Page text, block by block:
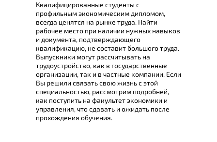
Квалифицированные студенты с
профильным экономическим дипломом,
всегда ценятся на рынке труда. Найти
рабочее место при наличии нужных навыков
и документа, подтверждающего
квалификацию, не составит большого труда.
Выпускники могут рассчитывать на
трудоустройство, как в государственные
организации, так и в частные компании. Если
Вы решили связать свою жизнь с этой
специальностью, рассмотрим подробней,
как поступить на факультет экономики и
управления, что сдавать и ожидать после
прохождения обучения.